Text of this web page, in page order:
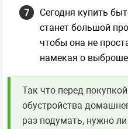
Сегодня купить
станет большой
чтобы она не
намекая о
Так что перед
обустройства
раз подумать, нужно